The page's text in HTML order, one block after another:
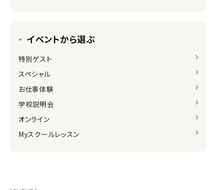
イベントから選ぶ
特別ゲスト
スペシャル
お仕事体験
学校説明会
オンライン
Myスクールレッスン